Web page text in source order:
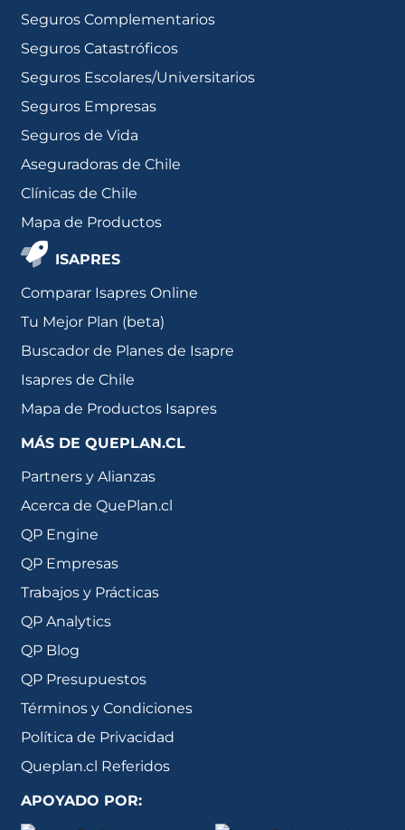
Seguros Complementarios
Seguros Catastróficos
Seguros Escolares/Universitarios
Seguros Empresas
Seguros de Vida
Aseguradoras de Chile
Clínicas de Chile
Mapa de Productos
ISAPRES
Comparar Isapres Online
Tu Mejor Plan (beta)
Buscador de Planes de Isapre
Isapres de Chile
Mapa de Productos Isapres
MÁS DE QUEPLAN.CL
Partners y Alianzas
Acerca de QuePlan.cl
QP Engine
QP Empresas
Trabajos y Prácticas
QP Analytics
QP Blog
QP Presupuestos
Términos y Condiciones
Política de Privacidad
Queplan.cl Referidos
APOYADO POR: